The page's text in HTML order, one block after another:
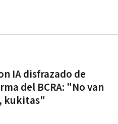
IA disfrazado de
del BCRA: "No van
kukitas"